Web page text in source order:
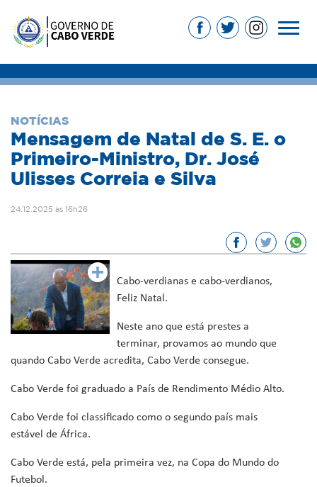
NOTÍCIAS
Mensagem de Natal de S. E. o
Primeiro-Ministro, Dr. José
Ulisses Correia e Silva
24.12.2025 às 16h26
Cabo-verdianas e cabo-verdianos,
Feliz Natal.
Neste ano que está prestes a
terminar, provamos ao mundo que
quando Cabo Verde acredita, Cabo Verde consegue.
Cabo Verde foi graduado a País de Rendimento Médio Alto.
Cabo Verde foi classificado como o segundo país mais
estável de África.
Cabo Verde está, pela primeira vez, na Copa do Mundo do
Futebol.